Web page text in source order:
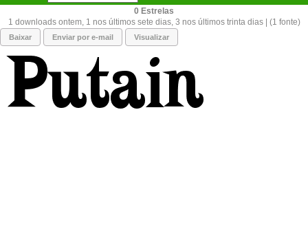
0
1 downloads ontem, 1 nos últimos sete dias, 3 nos últimos trinta dias | (1 fonte)
Baixar Enviar por e-mail Visualizar